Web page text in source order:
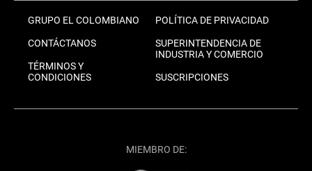
GRUPO EL COLOMBIANO
CONTÁCTANOS
TÉRMINOS Y
CONDICIONES
POLÍTICA DE PRIVACIDAD
SUPERINTENDENCIA DE
INDUSTRIA Y COMERCIO
SUSCRIPCIONES
MIEMBRO DE: